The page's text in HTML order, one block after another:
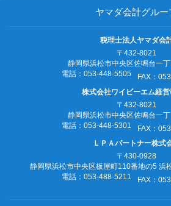
ヤマダ会計グルー
税理士法人ヤマダ会
〒432-8021
静岡県浜松市中央区佐鳴台一
電話：053‐448‐5505
FAX：
株式会社ワイビーエム経
〒432-8021
静岡県浜松市中央区佐鳴台一
電話：053‐448‐5301
FAX：
ＬＰＡパートナー株式
〒430-0928
静岡県浜松市中央区板屋町110番地の5 浜
電話：053‐488‐5211
FAX：